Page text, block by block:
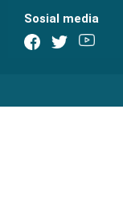
Sosial media